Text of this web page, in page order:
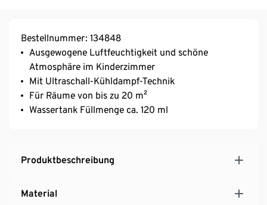
Bestellnummer: 134848
Ausgewogene Luftfeuchtigkeit und schöne
Atmosphäre im Kinderzimmer
Mit Ultraschall-Kühldampf-Technik
Für Räume von bis zu 20 m²
Wassertank Füllmenge ca. 120 ml
Produktbeschreibung
Material